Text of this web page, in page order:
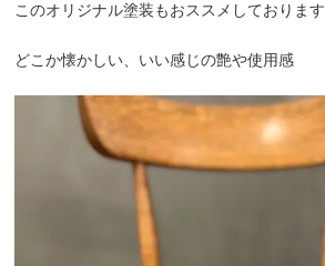
このオリジナル塗装もおススメしております
どこか懐かしい、いい感じの艶や使用感